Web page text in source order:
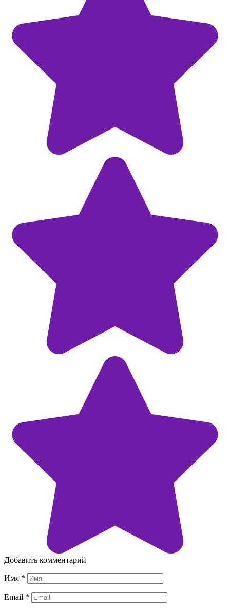
Добавить комментарий
Имя *
Email *